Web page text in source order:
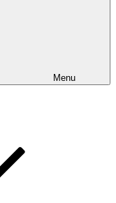
Menu